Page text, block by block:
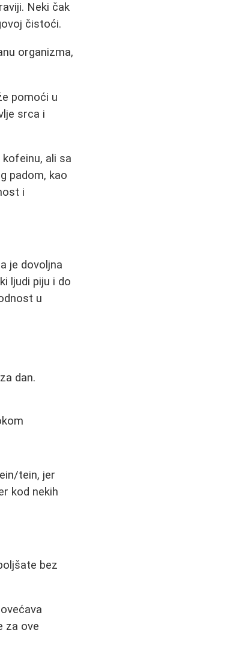
Neki čak
čistoći.
organizma,
pomoći u
srca i
ali sa
padom, kao
i
je dovoljna
ljudi piju i do
u
dan.
tein, jer
kod nekih
bez
za ove